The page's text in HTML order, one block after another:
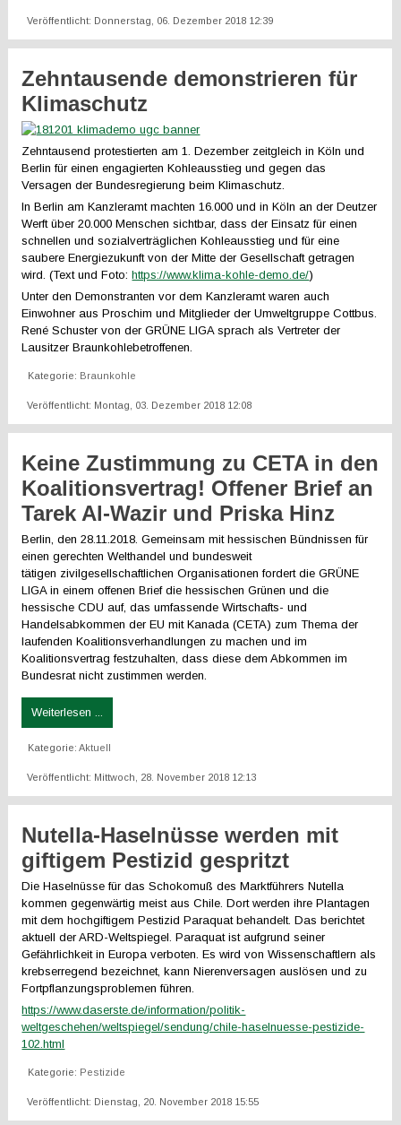
Veröffentlicht: Donnerstag, 06. Dezember 2018 12:39
Zehntausende demonstrieren für
Klimaschutz
Zehntausend protestierten am 1. Dezember zeitgleich in Köln und
Berlin für einen engagierten Kohleausstieg und gegen das
Versagen der Bundesregierung beim Klimaschutz.
In Berlin am Kanzleramt machten 16.000 und in Köln an der Deutzer
Werft über 20.000 Menschen sichtbar, dass der Einsatz für einen
schnellen und sozialverträglichen Kohleausstieg und für eine
saubere Energiezukunft von der Mitte der Gesellschaft getragen
wird. (Text und Foto:https://www.klima-kohle-demo.de/)
Unter den Demonstranten vor dem Kanzleramt waren auch
Einwohner aus Proschim und Mitglieder der Umweltgruppe Cottbus.
René Schuster von der GRÜNE LIGA sprach als Vertreter der
Lausitzer Braunkohlebetroffenen.
Kategorie: Braunkohle
Veröffentlicht: Montag, 03. Dezember 2018 12:08
Keine Zustimmung zu CETA in den
Koalitionsvertrag! Offener Brief an
Tarek Al-Wazir und Priska Hinz
Berlin, den 28.11.2018. Gemeinsam mit hessischen Bündnissen für
einen gerechten Welthandel und bundesweit
tätigen zivilgesellschaftlichen Organisationen fordert die GRÜNE
LIGA in einem offenen Brief die hessischen Grünen und die
hessische CDU auf, das umfassende Wirtschafts- und
Handelsabkommen der EU mit Kanada (CETA) zum Thema der
laufenden Koalitionsverhandlungen zu machen und im
Koalitionsvertrag festzuhalten, dass diese dem Abkommen im
Bundesrat nicht zustimmen werden.
Weiterlesen ...
Kategorie:Aktuell
Veröffentlicht: Mittwoch, 28. November 2018 12:13
Nutella-Haselnüsse werden mit
giftigem Pestizid gespritzt
Die Haselnüsse für das Schokomuß des Marktführers Nutella
kommen gegenwärtig meist aus Chile. Dort werden ihre Plantagen
mit dem hochgiftigem Pestizid Paraquat behandelt. Das berichtet
aktuell der ARD-Weltspiegel. Paraquat ist aufgrund seiner
Gefährlichkeit in Europa verboten. Es wird von Wissenschaftlern als
krebserregend bezeichnet, kann Nierenversagen auslösen und zu
Fortpflanzungsproblemen führen.
https://www.daserste.de/information/politik-
weltgeschehen/weltspiegel/sendung/chile-haselnuesse-pestizide-
102.html
Kategorie: Pestizide
Veröffentlicht: Dienstag, 20. November 2018 15:55